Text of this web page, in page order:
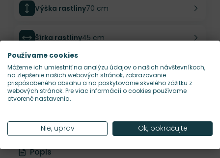
Výška rastliny70 cm
Šírka rastliny45 cm
Habitus rastlinyvzpriamený
Hustota výsadby 5 ks/m²
Nároky na slnko
Popis
Používame cookies
Môžeme ich umiestniť na analýzu údajov o našich návštevníkoch,
na zlepšenie našich webových stránok, zobrazovanie
prispôsobeného obsahu a na poskytovanie skvelého zážitku z
webových stránok. Pre viac informácií o cookies používame
otvorené nastavenia.
Nie, uprav Ok, pokračujte